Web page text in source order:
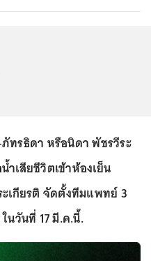
ทรธิดา หรือนิดา พัชรวีระ
เสียชีวิตเข้าห้องเย็น
เกียรติ จัดตั้งทีมแพทย์ 3
นวันที่ 17 มี.ค.นี้.